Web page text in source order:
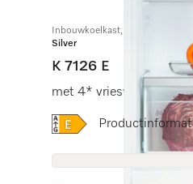
Inbouwkoelkast, nishoogte 88 cm
Silver
K 7126 E
met 4* vriesvak, led-
Online Label Flag,